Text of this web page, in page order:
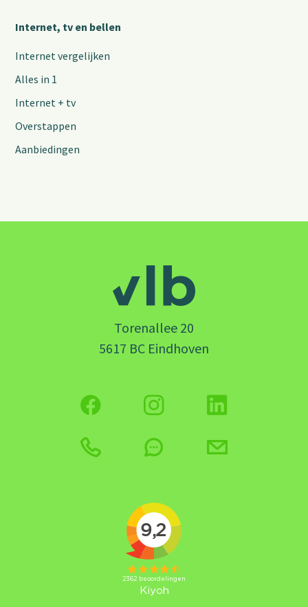
Internet, tv en bellen
Internet vergelijken
Alles in 1
Internet + tv
Overstappen
Aanbiedingen
Torenallee 20
5617 BC Eindhoven